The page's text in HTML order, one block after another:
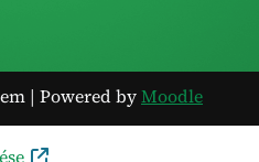
| Powered byMoodle